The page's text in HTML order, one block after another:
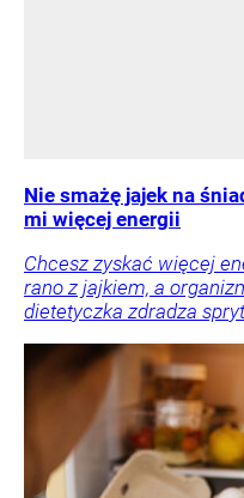
Nie smażę jajek na
mi więcej energii
Chcesz zyskać więcej
rano z jajkiem, a
dietetyczka zdradza